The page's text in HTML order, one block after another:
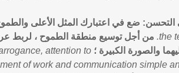
التحسن: ضع في اعتبارك المثل الأعلى
the من أجل توسيع منطقة الطموح ، لربط
والصورة الكبيرة ؛ attention to
of work and communication simple